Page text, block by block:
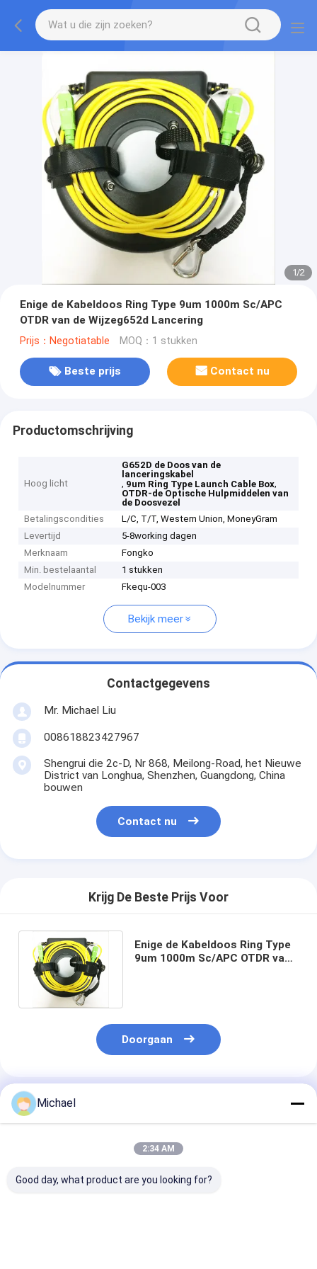
1/2
Enige de Kabeldoos Ring Type 9um 1000m Sc/APC
OTDR van de Wijzeg652d Lancering
Prijs：Negotiatable MOQ：1 stukken
Beste prijs Contact nu
Productomschrijving
Hoog licht
G652D de Doos van de
lanceringskabel
, 9um Ring Type Launch Cable Box,
OTDR-de Optische Hulpmiddelen van
de Doosvezel
Betalingscondities
L/C, T/T, Western Union, MoneyGram
Levertijd
5-8working dagen
Merknaam
Fongko
Min. bestelaantal
1 stukken
Modelnummer
Fkequ-003
Bekijk meer
Contactgegevens
Mr. Michael Liu
008618823427967
Shengrui die 2c-D, Nr 868, Meilong-Road, het Nieuwe
District van Longhua, Shenzhen, Guangdong, China
bouwen
Contact nu
Krijg De Beste Prijs Voor
Enige de Kabeldoos Ring Type
9um 1000m Sc/APC OTDR van
Doorgaan
Geadviseerde Producten
Michael
2:34 AM
Good day, what product are you looking for?